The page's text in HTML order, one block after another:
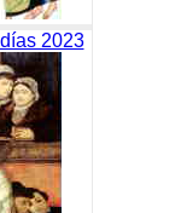
2023